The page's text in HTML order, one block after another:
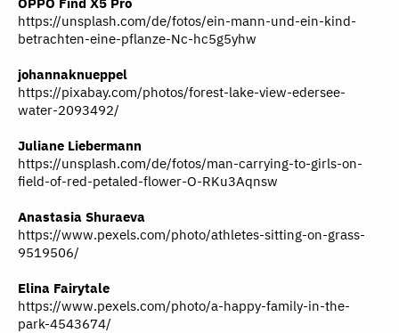
https://unsplash.com/de/fotos/ein-mann-und-ein-kind-
betrachten-eine-pflanze-Nc-hc5g5yhw
johannaknueppel
https://pixabay.com/photos/forest-lake-view-edersee-
water-2093492/
Juliane Liebermann
https://unsplash.com/de/fotos/man-carrying-to-girls-on-
field-of-red-petaled-flower-O-RKu3Aqnsw
Anastasia Shuraeva
https://www.pexels.com/photo/athletes-sitting-on-grass-
9519506/
Elina Fairytale
https://www.pexels.com/photo/a-happy-family-in-the-
park-4543674/